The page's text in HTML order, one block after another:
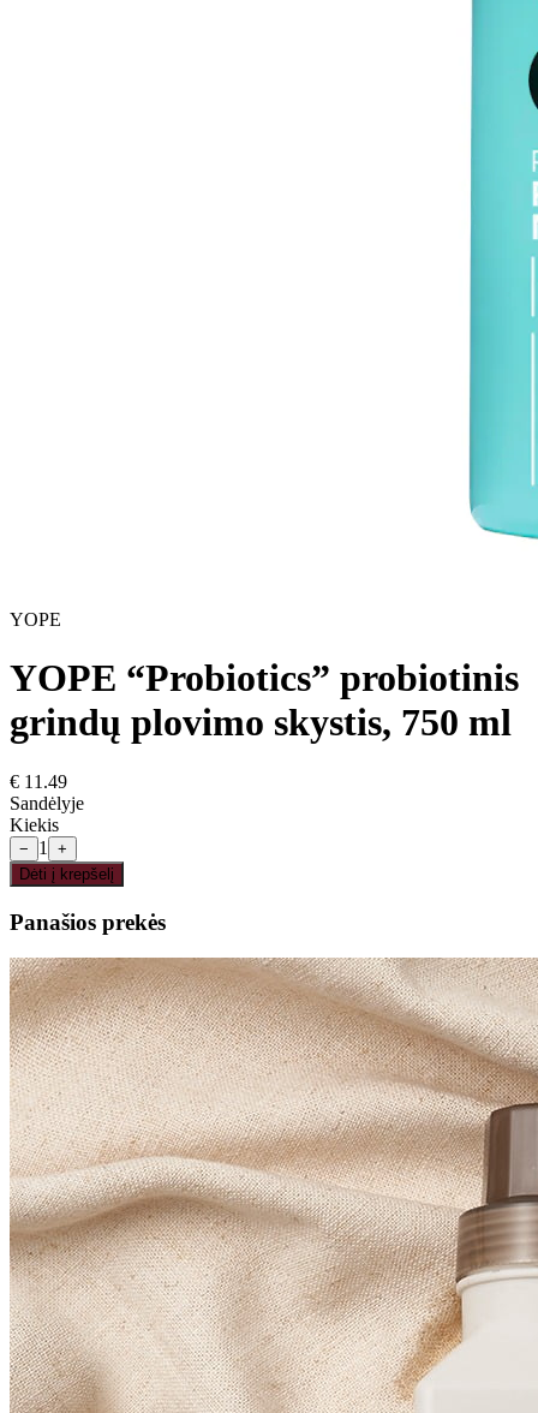
YOPE
YOPE “Probiotics” probiotinis
grindų plovimo skystis, 750 ml
€ 11.49
Sandėlyje
Kiekis
− 1
+
Dėti į krepšelį
Panašios prekės